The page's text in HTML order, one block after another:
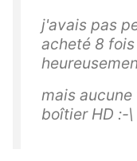
j'avais pas
acheté 8
mais
boîtier HD :-\